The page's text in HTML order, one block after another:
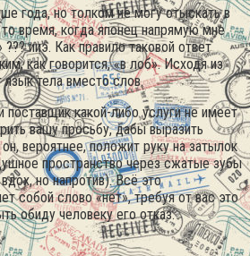
года, но толком не могу отыскать в
время, когда японец напрямую мне
ииэ. Как правило таковой ответ
как говорится, «в лоб». Исходя из
тела вместо слов.
поставщик какой-либо услуги не имеет
вашу просьбу, дабы выразить
вероятнее, положит руку на затылок
пространство через сжатые зубы
но напротив). Всё это
собой слово «нет», требуя от вас это
обиду человеку его отказ.